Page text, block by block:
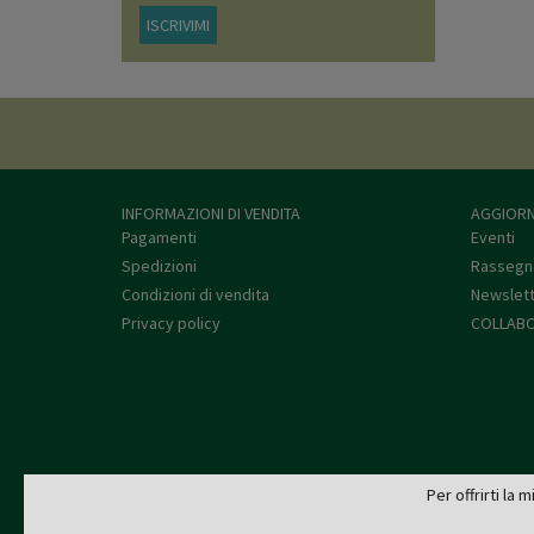
ISCRIVIMI
INFORMAZIONI DI VENDITA
Pagamenti
Spedizioni
Condizioni di vendita
Privacy policy
Eventi
Per offrirti la